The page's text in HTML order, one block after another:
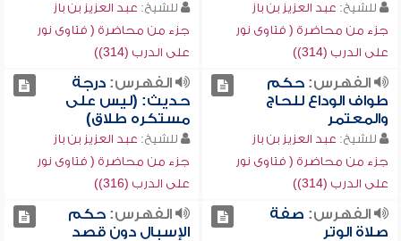
للشيخ: عبد العزيز بن باز
جزء من محاضرة ( فتاوى نور
على الدرب (314))
للشيخ: عبد العزيز بن باز
جزء من محاضرة ( فتاوى نور
على الدرب (314))
الفهرس:حكم
طواف الوداع للحاج
والمعتمر
للشيخ: عبد العزيز بن باز
جزء من محاضرة ( فتاوى نور
على الدرب (314))
الفهرس:درجة
حديث: (ليس على
مستكره طلاق)
للشيخ: عبد العزيز بن باز
جزء من محاضرة ( فتاوى نور
على الدرب (316))
الفهرس: صفة
صلاة الوتر
الفهرس:حكم
الإسبال دون قصد